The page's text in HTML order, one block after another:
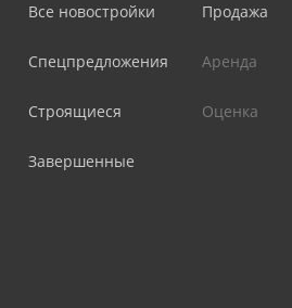
Все новостройки
Спецпредложения
Строящиеся
Завершенные
Продажа
Аренда
Оценка